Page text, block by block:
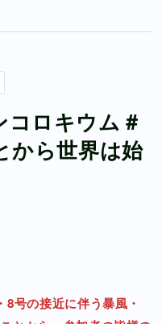
ロキウム＃
ら世界は始
8号の接近に伴う暴風・